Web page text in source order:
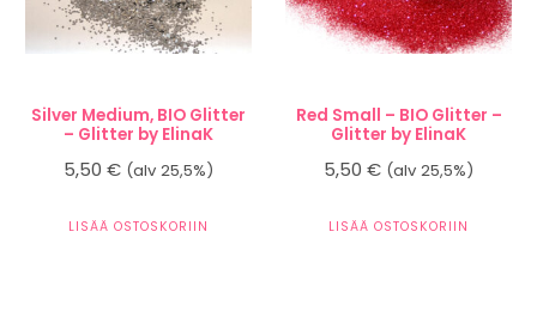
Silver Medium, BIO Glitter
– Glitter by ElinaK
5,50 € (alv 25,5%)
LISÄÄ OSTOSKORIIN
Red Small – BIO Glitter –
Glitter by ElinaK
5,50€ (alv 25,5%)
LISÄÄ OSTOSKORIIN